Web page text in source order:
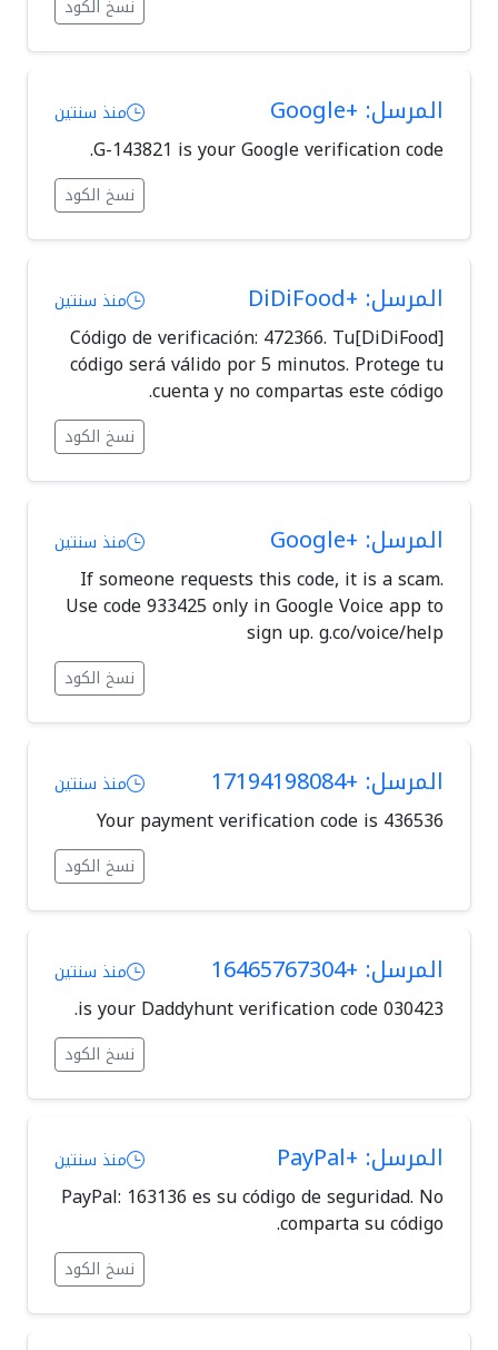
نسخ الكود
المرسل: +Google منذ سنتين
G-143821 is your Google verification code.
نسخ الكود
المرسل: +DiDiFood منذ سنتين
[DiDiFood]Código de verificación: 472366. Tu
código será válido por 5 minutos. Protege tu
cuenta y no compartas este código.
نسخ الكود
المرسل: +Google منذ سنتين
If someone requests this code, it is a scam.
Use code 933425 only in Google Voice app to
sign up. g.co/voice/help
نسخ الكود
المرسل: +17194198084 منذ سنتين
Your payment verification code is 436536
نسخ الكود
المرسل: +16465767304 منذ سنتين
030423 is your Daddyhunt verification code.
نسخ الكود
المرسل: +PayPal منذ سنتين
PayPal: 163136 es su código de seguridad. No
comparta su código.
نسخ الكود